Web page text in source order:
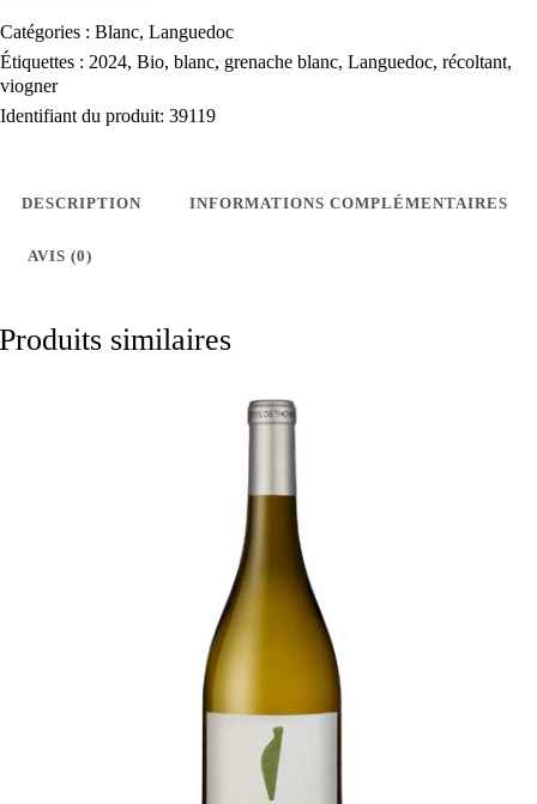
Catégories : Blanc, Languedoc
Étiquettes : 2024, Bio, blanc, grenache blanc, Languedoc, récoltant,
viogner
Identifiant du produit: 39119
DESCRIPTION INFORMATIONS COMPLÉMENTAIRES
AVIS (0)
Produits similaires